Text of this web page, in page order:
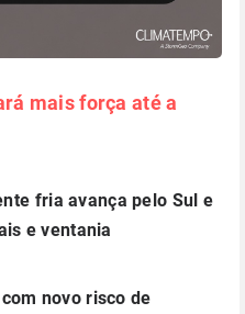
mais força até a
fria avança pelo Sul e
e ventania
novo risco de